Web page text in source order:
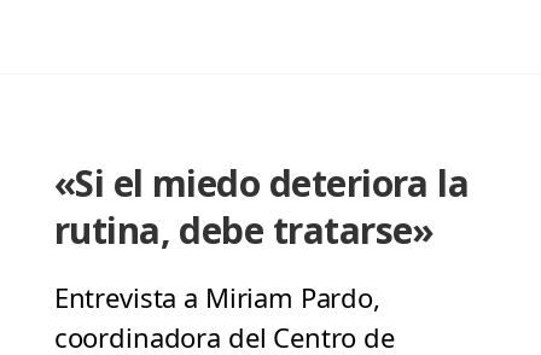
«Si el miedo deteriora la
rutina, debe tratarse»
Entrevista a Miriam Pardo,
coordinadora del Centro de